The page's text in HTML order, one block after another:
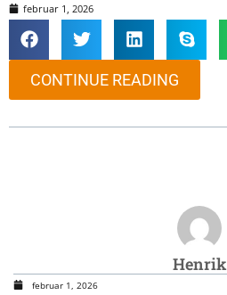
februar 1, 2026
CONTINUE READING
Henrik
februar 1, 2026